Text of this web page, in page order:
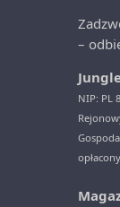
–
NIP: PL